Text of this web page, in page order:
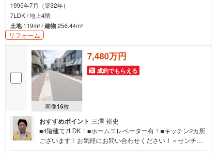
1995年7月（築32年）
7LDK / 地上4階
土地119m2 /建物256.44m2
リフォーム
画像16枚
7,480万円
成約でもらえる
おすすめポイント 三澤 裕史
■4階建て7LDK！■ホームエレベーター有！■キッチン2カ所
ございます！お気軽にお問い合わせください！＜センチュ